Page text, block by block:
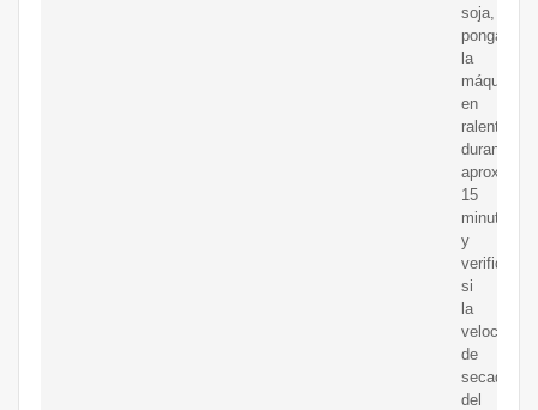
soja,
ponga
la
máquina
en
ralentí
durante
15
minutos
y
verifique
si
la
velocidad
de
secado
del